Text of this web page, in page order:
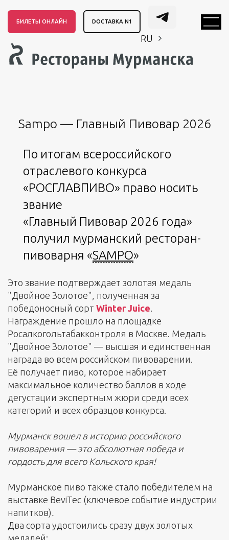
БИЛЕТЫ ОНЛАЙН DОСТАВКА N1
RU
Sampo — Главный Пивовар 2026
По итогам всероссийского
отраслевого конкурса
«РОСГЛАВПИВО» право носить
звание
«Главный Пивовар 2026 года»
получил мурманский ресторан-
пивоварня «SAMPO»
Это звание подтверждает золотая медаль
"Двойное Золотое", полученная за
победоносный сорт Winter Juice.
Награждение прошло на площадке
Росалкогольтабакконтроля в Москве. Медаль
"Двойное Золотое" — высшая и единственная
награда во всем российском пивоварении.
Её получает пиво, которое набирает
максимальное количество баллов в ходе
дегустации экспертным жюри среди всех
категорий и всех образцов конкурса.
Мурманск вошел в историю российского
пивоварения — это абсолютная победа и
гордость для всего Кольского края!
Мурманское пиво также стало победителем на
выставке BeviTec (ключевое событие индустрии
напитков).
Два сорта удостоились сразу двух золотых
медалей:
EN CH